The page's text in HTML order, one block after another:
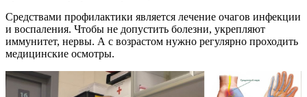
Средствами профилактики является лечение очагов инфекции
и воспаления. Чтобы не допустить болезни, укрепляют
иммунитет, нервы. А с возрастом нужно регулярно проходить
медицинские осмотры.